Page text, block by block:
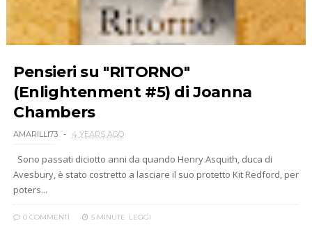
Pensieri su "RITORNO"
(Enlightenment #5) di Joanna
Chambers
AMARILLI73 4 YEARS AGO
Sono passati diciotto anni da quando Henry Asquith, duca di
Avesbury, è stato costretto a lasciare il suo protetto Kit Redford, per
poters...
0 COMMENTI 5 MINUTE LEGGI